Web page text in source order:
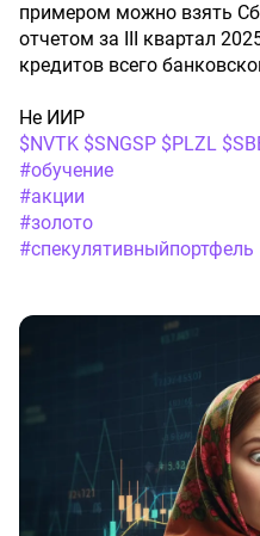
примером можно взять
отчетом за III квартал
кредитов всего
Не ИИР
$NVTK $SNGSP $PLZL
#обучение
#акции
#золото
#спекулятивныйпортфель